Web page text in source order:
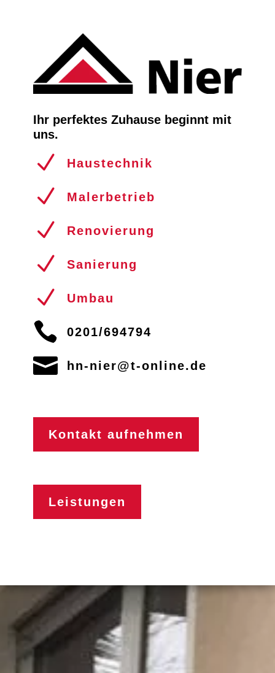
Ihr perfektes Zuhause beginnt mit
uns.
N Haustechnik
N Malerbetrieb
N Renovierung
N Sanierung
N Umbau
 0201/694794
 hn-nier@t-online.de
Kontakt aufnehmen
Leistungen